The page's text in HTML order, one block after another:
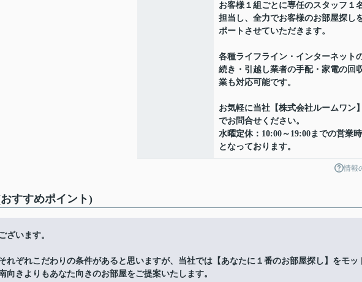
お客様１組ごとに専任のスタッフ１
担当し、全力でお客様のお部屋探し
ポートさせていただきます。
各種ライフライン・インターネット
続き・引越し業者の手配・家電の回
業も対応可能です。
お気軽に当社【株式会社ルームワン
でお問合せください。
水曜定休：10:00～19:00までの営業
となっております。
情報
すすめポイント)
ざいます。
れぞれこだわりの条件があると思いますが、当社では【あなたに１番のお部屋探し】をモッ
向きよりもあなた向きのお部屋をご提案いたします。